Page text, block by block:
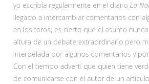
yo escribía regularmente en el diario La
llegado a intercambiar comentarios con
en los foros; es cierto que el asunto
altura de un debate extraordinario pero
interpelada por algunos comentarios y
Con el tiempo advertí que quien tiene
de comunicarse con el autor de un